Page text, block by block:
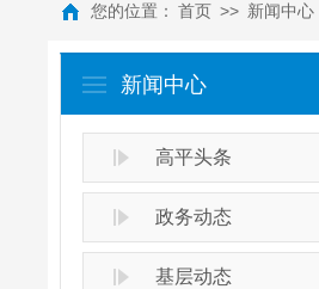
您的位置： 首页 >> 新闻中心
新闻中心
高平头条
政务动态
基层动态